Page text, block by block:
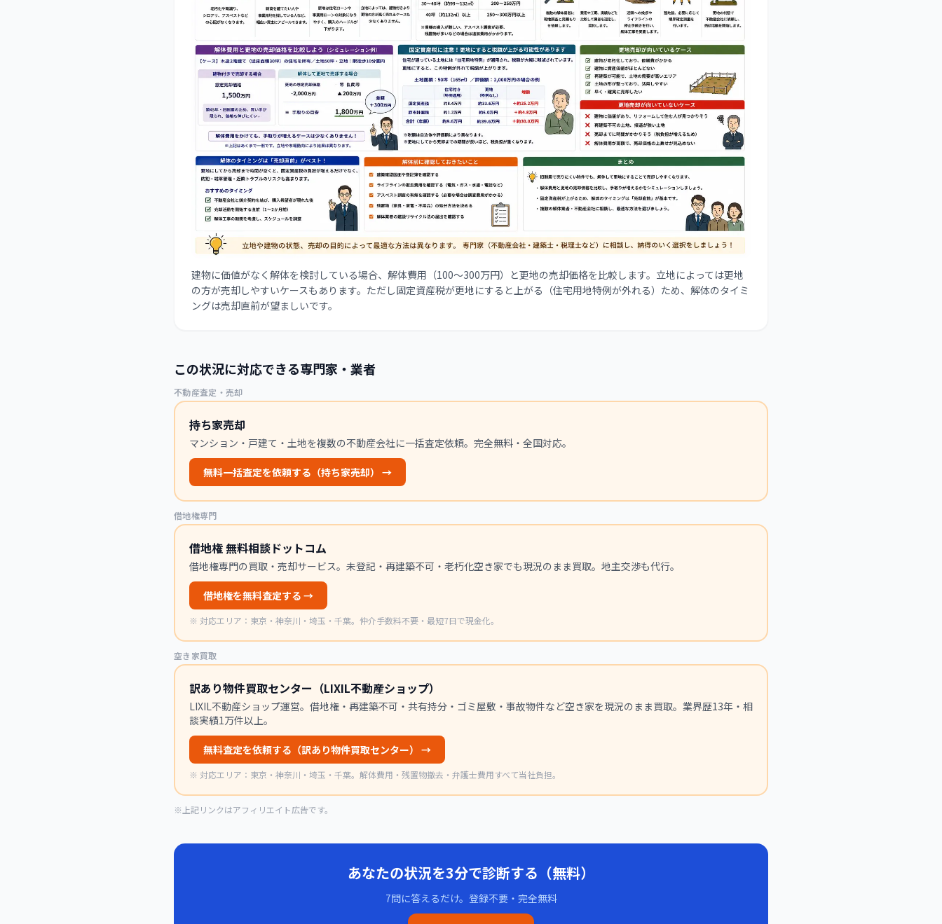
建物に価値がなく解体を検討している場合、解体費用（100〜300万円）と更地の売却価格を比較します。立地によっては更地
の方が売却しやすいケースもあります。ただし固定資産税が更地にすると上がる（住宅用地特例が外れる）ため、解体のタイミ
ングは売却直前が望ましいです。
この状況に対応できる専門家・業者
不動産査定・売却
持ち家売却
マンション・戸建て・土地を複数の不動産会社に一括査定依頼。完全無料・全国対応。
無料一括査定を依頼する（持ち家売却） →
借地権専門
借地権 無料相談ドットコム
借地権専門の買取・売却サービス。未登記・再建築不可・老朽化空き家でも現況のまま買取。地主交渉も代行。
借地権を無料査定する →
※ 対応エリア：東京・神奈川・埼玉・千葉。仲介手数料不要・最短7日で現金化。
空き家買取
訳あり物件買取センター（LIXIL不動産ショップ）
LIXIL不動産ショップ運営。借地権・再建築不可・共有持分・ゴミ屋敷・事故物件など空き家を現況のまま買取。業界歴13年・相
談実績1万件以上。
無料査定を依頼する（訳あり物件買取センター） →
※ 対応エリア：東京・神奈川・埼玉・千葉。解体費用・残置物撤去・弁護士費用すべて当社負担。
※上記リンクはアフィリエイト広告です。
あなたの状況を3分で診断する（無料）
7問に答えるだけ。登録不要・完全無料